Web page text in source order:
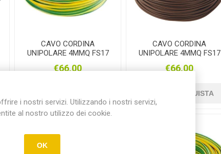
CAVO CORDINA
UNIPOLARE 4MMQ FS17
€66,00
CAVO CORDINA
UNIPOLARE 4MMQ FS17
€66,00
ACQUISTA
i nostri servizi. Utilizzando i nostri servizi,
al nostro utilizzo dei cookie.
OK